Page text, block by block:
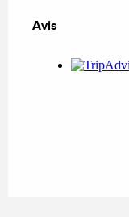
Avis
Avis